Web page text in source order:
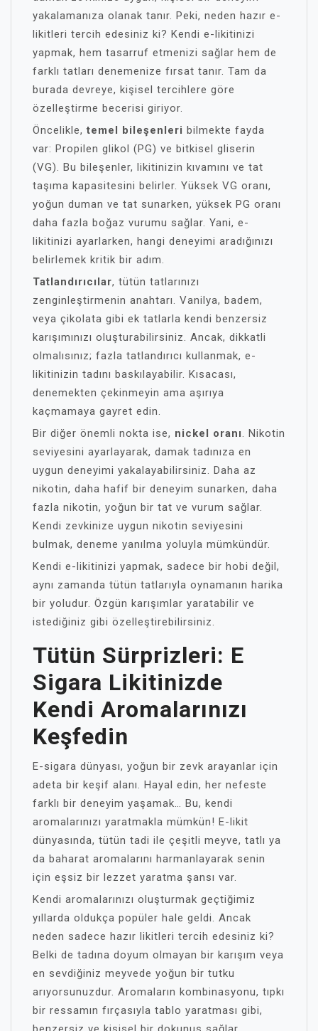
yakalamanıza olanak tanır. Peki, neden hazır e-
likitleri tercih edesiniz ki? Kendi e-likitinizi
yapmak, hem tasarruf etmenizi sağlar hem de
farklı tatları denemenize fırsat tanır. Tam da
burada devreye, kişisel tercihlere göre
özelleştirme becerisi giriyor.
Öncelikle,temel bileşenleri bilmekte fayda
var: Propilen glikol (PG) ve bitkisel gliserin
(VG). Bu bileşenler, likitinizin kıvamını ve tat
taşıma kapasitesini belirler. Yüksek VG oranı,
yoğun duman ve tat sunarken, yüksek PG oranı
daha fazla boğaz vurumu sağlar. Yani, e-
likitinizi ayarlarken, hangi deneyimi aradığınızı
belirlemek kritik bir adım.
Tatlandırıcılar, tütün tatlarınızı
zenginleştirmenin anahtarı. Vanilya, badem,
veya çikolata gibi ek tatlarla kendi benzersiz
karışımınızı oluşturabilirsiniz. Ancak, dikkatli
olmalısınız; fazla tatlandırıcı kullanmak, e-
likitinizin tadını baskılayabilir. Kısacası,
denemekten çekinmeyin ama aşırıya
kaçmamaya gayret edin.
Bir diğer önemli nokta ise, nickel oranı. Nikotin
seviyesini ayarlayarak, damak tadınıza en
uygun deneyimi yakalayabilirsiniz. Daha az
nikotin, daha hafif bir deneyim sunarken, daha
fazla nikotin, yoğun bir tat ve vurum sağlar.
Kendi zevkinize uygun nikotin seviyesini
bulmak, deneme yanılma yoluyla mümkündür.
Kendi e-likitinizi yapmak, sadece bir hobi değil,
aynı zamanda tütün tatlarıyla oynamanın harika
bir yoludur. Özgün karışımlar yaratabilir ve
istediğiniz gibi özelleştirebilirsiniz.
Tütün Sürprizleri: E
Sigara Likitinizde
Kendi Aromalarınızı
Keşfedin
E-sigara dünyası, yoğun bir zevk arayanlar için
adeta bir keşif alanı. Hayal edin, her nefeste
farklı bir deneyim yaşamak… Bu, kendi
aromalarınızı yaratmakla mümkün! E-likit
dünyasında, tütün tadi ile çeşitli meyve, tatlı ya
da baharat aromalarını harmanlayarak senin
için eşsiz bir lezzet yaratma şansı var.
Kendi aromalarınızı oluşturmak geçtiğimiz
yıllarda oldukça popüler hale geldi. Ancak
neden sadece hazır likitleri tercih edesiniz ki?
Belki de tadına doyum olmayan bir karışım veya
en sevdiğiniz meyvede yoğun bir tutku
arıyorsunuzdur. Aromaların kombinasyonu, tıpkı
bir ressamın fırçasıyla tablo yaratması gibi,